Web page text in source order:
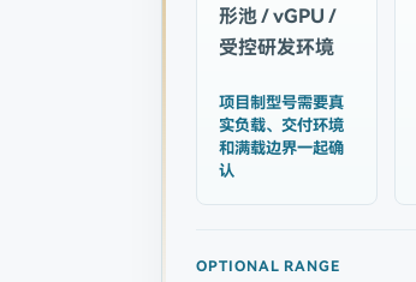
形池 / vGPU /
受控研发环境
项目制型号需要真
实负载、交付环境
和满载边界一起确
认
OPTIONAL RANGE